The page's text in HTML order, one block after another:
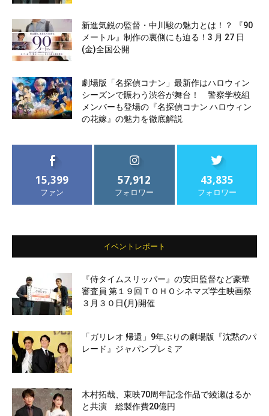
新進気鋭の監督・中川駿の魅力とは！？ 『90
メートル』制作の裏側にも迫る！3 月 27 日
(金)全国公開
劇場版「名探偵コナン」最新作はハロウィン
シーズンで賑わう渋谷が舞台！ 警察学校組
メンバーも登場の『名探偵コナン ハロウィン
の花嫁』の魅力を徹底解説
15,399
ファン
57,912
フォロワー
43,835
フォロワー
イベントレポート
『侍タイムスリッパー』の安田監督など豪華
審査員 第１９回ＴＯＨＯシネマズ学生映画祭
３月３０日(月)開催
「ガリレオ 帰還」9年ぶりの劇場版『沈黙のパ
レード』ジャパンプレミア
木村拓哉、東映70周年記念作品で綾瀬はるか
と共演 総製作費20億円